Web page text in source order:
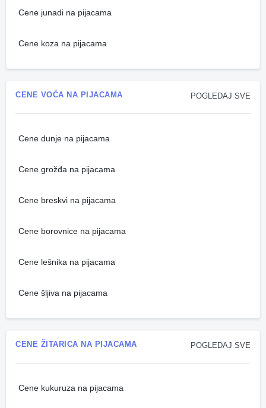
Cene junadi na pijacama
Cene koza na pijacama
POGLEDAJ SVE
CENE VOĆA NA PIJACAMA
Cene dunje na pijacama
Cene grožđa na pijacama
Cene breskvi na pijacama
Cene borovnice na pijacama
Cene lešnika na pijacama
Cene šljiva na pijacama
POGLEDAJ SVE
CENE ŽITARICA NA PIJACAMA
Cene kukuruza na pijacama